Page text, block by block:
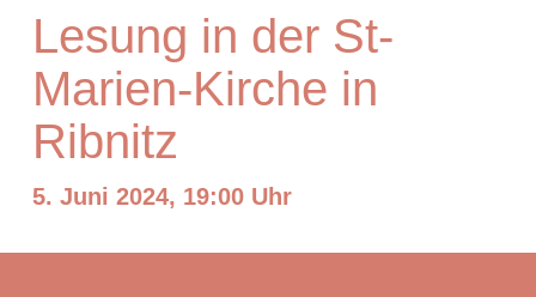
Lesung in der St-
Marien-Kirche in
Ribnitz
5. Juni 2024, 19:00 Uhr